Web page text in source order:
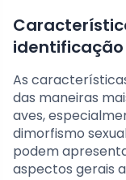
identificação
As
das maneiras
aves,
dimorfismo
podem
aspectos gerais